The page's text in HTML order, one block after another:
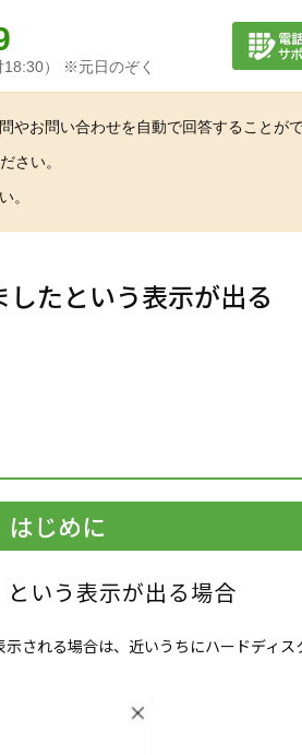
） ※元日のぞく
お問い合わせを自動で回答することがで
さい。
。
たという表示が出る
はじめに
という表示が出る場合
される場合は、近いうちにハードディ